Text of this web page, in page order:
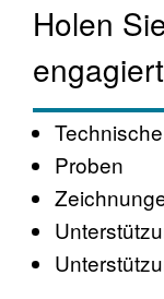
Holen
Proben